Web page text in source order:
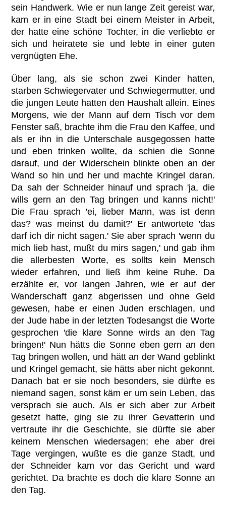
sein Handwerk. Wie er nun lange Zeit gereist war,
kam er in eine Stadt bei einem Meister in Arbeit,
der hatte eine schöne Tochter, in die verliebte er
sich und heiratete sie und lebte in einer guten
vergnügten Ehe.
Über lang, als sie schon zwei Kinder hatten,
starben Schwiegervater und Schwiegermutter, und
die jungen Leute hatten den Haushalt allein. Eines
Morgens, wie der Mann auf dem Tisch vor dem
Fenster saß, brachte ihm die Frau den Kaffee, und
als er ihn in die Unterschale ausgegossen hatte
und eben trinken wollte, da schien die Sonne
darauf, und der Widerschein blinkte oben an der
Wand so hin und her und machte Kringel daran.
Da sah der Schneider hinauf und sprach 'ja, die
wills gern an den Tag bringen und kanns nicht!'
Die Frau sprach 'ei, lieber Mann, was ist denn
das? was meinst du damit?' Er antwortete 'das
darf ich dir nicht sagen.' Sie aber sprach 'wenn du
mich lieb hast, mußt du mirs sagen,' und gab ihm
die allerbesten Worte, es sollts kein Mensch
wieder erfahren, und ließ ihm keine Ruhe. Da
erzählte er, vor langen Jahren, wie er auf der
Wanderschaft ganz abgerissen und ohne Geld
gewesen, habe er einen Juden erschlagen, und
der Jude habe in der letzten Todesangst die Worte
gesprochen 'die klare Sonne wirds an den Tag
bringen!' Nun hätts die Sonne eben gern an den
Tag bringen wollen, und hätt an der Wand geblinkt
und Kringel gemacht, sie hätts aber nicht gekonnt.
Danach bat er sie noch besonders, sie dürfte es
niemand sagen, sonst käm er um sein Leben, das
versprach sie auch. Als er sich aber zur Arbeit
gesetzt hatte, ging sie zu ihrer Gevatterin und
vertraute ihr die Geschichte, sie dürfte sie aber
keinem Menschen wiedersagen; ehe aber drei
Tage vergingen, wußte es die ganze Stadt, und
der Schneider kam vor das Gericht und ward
gerichtet. Da brachte es doch die klare Sonne an
den Tag.